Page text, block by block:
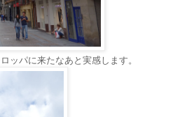
ッパに来たなあと実感します。